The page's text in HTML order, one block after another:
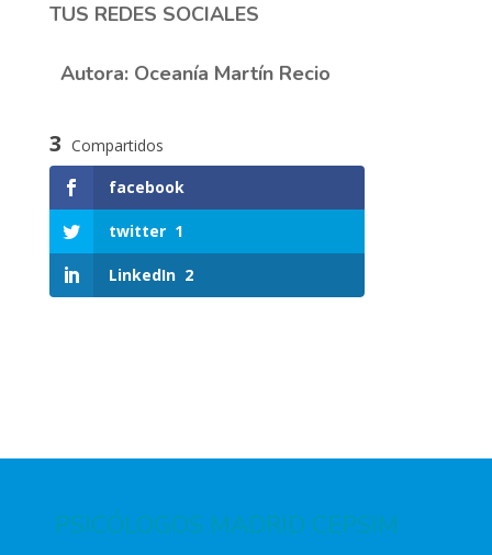
TUS REDES SOCIALES
Autora: Oceanía Martín Recio
3 Compartidos
facebook
twitter 1
LinkedIn 2
PSICÓLOGOS MADRID CEPSIM